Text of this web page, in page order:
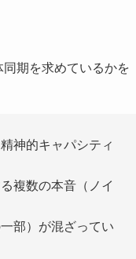
期を求めているかを
神的キャパシティ
複数の本音（ノイ
部）が混ざってい